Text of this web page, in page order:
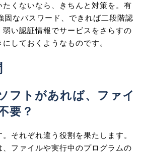
たくないなら、きちんと対策を。有
固なパスワード、できれば二段階認
い認証情報でサービスをさらすの
しておくようなものです。
フトがあれば、ファイ
要？
それぞれ違う役割を果たします。
ファイルや実行中のプログラムの